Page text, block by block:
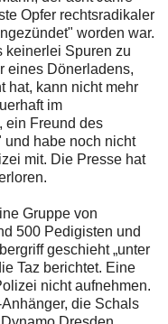
Opfer rechtsradikaler
worden war.
keinerlei Spuren zu
eines Dönerladens,
hat, kann nicht mehr
im
ein Freund des
und habe noch nicht
mit. Die Presse hat
Gruppe von
500 Pedigisten und
geschieht „unter
Taz berichtet. Eine
nicht aufnehmen.
die Schals